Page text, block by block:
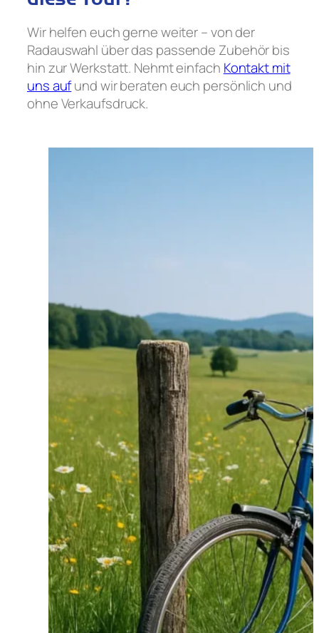
Wir helfen euch gerne weiter – von der
Radauswahl über das passende Zubehör bis
hin zur Werkstatt. Nehmt einfach Kontakt mit
uns aufund wir beraten euch persönlich und
ohne Verkaufsdruck.